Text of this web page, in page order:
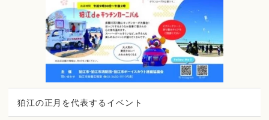
狛江の正月を代表するイベント